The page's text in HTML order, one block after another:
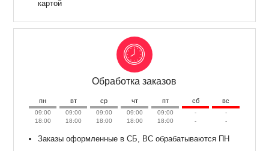
картой
Обработка заказов
пн вт ср чт пт сб вс
09:00
18:00
09:00
18:00
09:00
18:00
09:00
18:00
09:00
18:00
-
-
-
-
Заказы оформленные в СБ, ВС обрабатываются ПН